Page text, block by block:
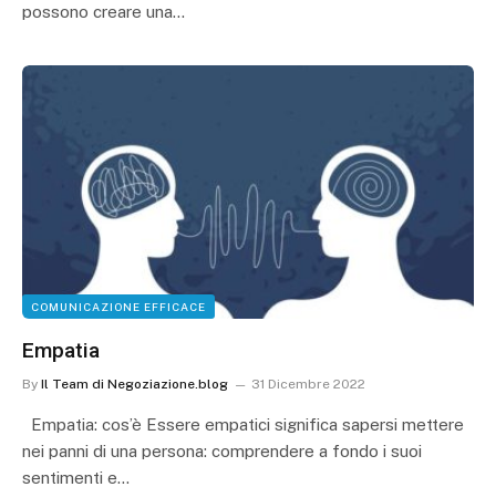
possono creare una…
COMUNICAZIONE EFFICACE
Empatia
By Il Team di Negoziazione.blog 31 Dicembre 2022
Empatia: cos’è Essere empatici significa sapersi mettere
nei panni di una persona: comprendere a fondo i suoi
sentimenti e…